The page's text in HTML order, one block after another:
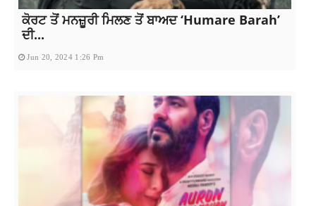
ਕੋਰਟ ਤੋਂ ਮਨਜ਼ੂਰੀ ਮਿਲਣ ਤੋਂ ਬਾਅਦ ‘Humare Barah’
ਦੀ...
Jun 20, 2024 1:26 Pm